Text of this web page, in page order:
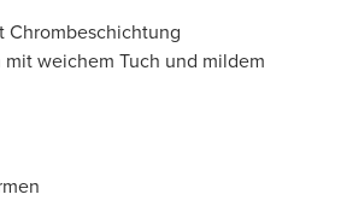
Chrombeschichtung
weichem Tuch und mildem